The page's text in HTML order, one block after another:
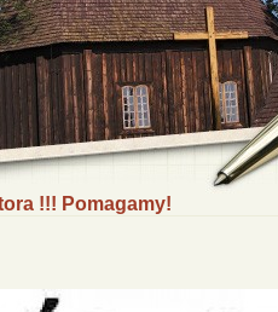
!!! Pomagamy!